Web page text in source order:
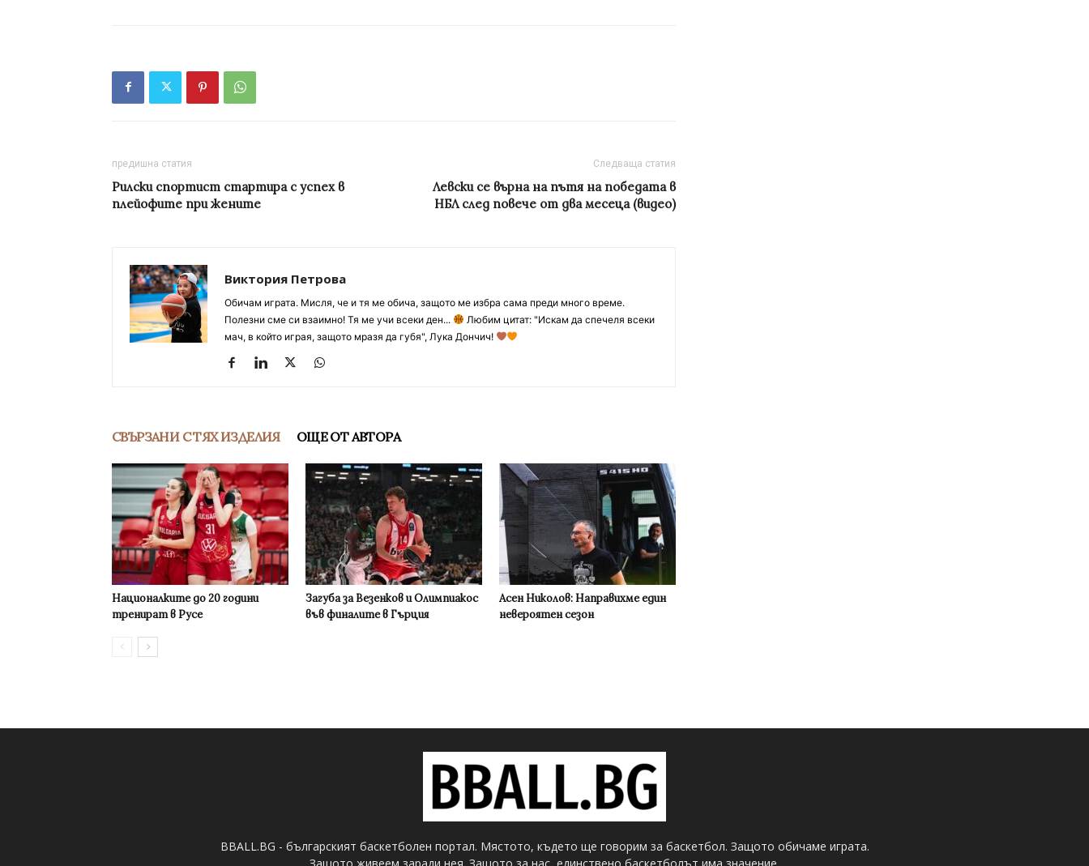
предишна статия
Рилски спортист стартира с успех в
плейофите при жените
Следваща статия
Левски се върна на пътя на победата в
НБЛ след повече от два месеца (видео)
Виктория Петрова
Обичам играта. Мисля, че и тя ме обича, защото ме избра сама преди много време.
Полезни сме си взаимно! Тя ме учи всеки ден...
Любим цитат: "Искам да спечеля всеки
мач, в който играя, защото мразя да губя", Лука Дончич!
СВЪРЗАНИ С ТЯХ ИЗДЕЛИЯ ОЩЕ ОТ АВТОРА
Националките до 20 години
тренират в Русе
Загуба за Везенков и Олимпиакос
във финалите в Гърция
Асен Николов: Направихме един
невероятен сезон
BBALL.BG - българският баскетболен портал. Мястото, където ще говорим за баскетбол. Защото обичаме играта.
Защото живеем заради нея. Защото за нас, единствено баскетболът има значение.